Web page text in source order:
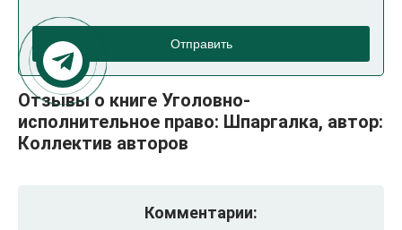
Отправить
Отзывы о книге Уголовно-
исполнительное право: Шпаргалка, автор:
Коллектив авторов
Комментарии: